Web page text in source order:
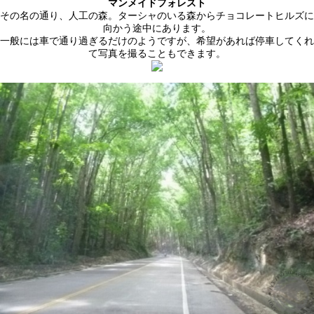
マンメイドフォレスト
その名の通り、人工の森。ターシャのいる森からチョコレートヒルズに
向かう途中にあります。
一般には車で通り過ぎるだけのようですが、希望があれば停車してくれ
て写真を撮ることもできます。